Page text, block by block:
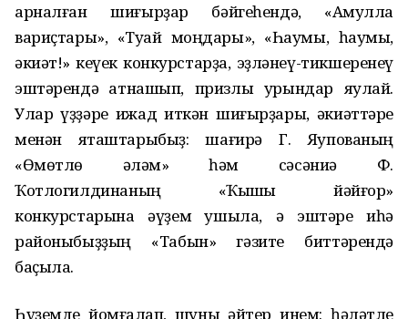
арналған шиғырҙар бәйгеһендә, «Аҡмулла
вариҫтары», «Туҡай моңдары», «Һаумы, һаумы,
әкиәт!» кеүек конкурстарҙа, эҙләнеү-тикшеренеү
эштәрендә ҡатнашып, призлы урындар яулай.
Улар үҙҙәре ижад иткән шиғырҙары, әкиәттәре
менән яҡташтарыбыҙ: шағирә Г. Яҡупованың
«Өмөтлө ҡәләм» һәм сәсәниә Ф.
Ҡотлогилдинаның «Ҡышҡы йәйғор»
конкурстарына әүҙем ҡушыла, ә эштәре иһә
районыбыҙҙың «Табын» гәзите биттәрендә
баҫыла.
Һүҙемде йомғаҡлап, шуны әйтер инем: һәләтле